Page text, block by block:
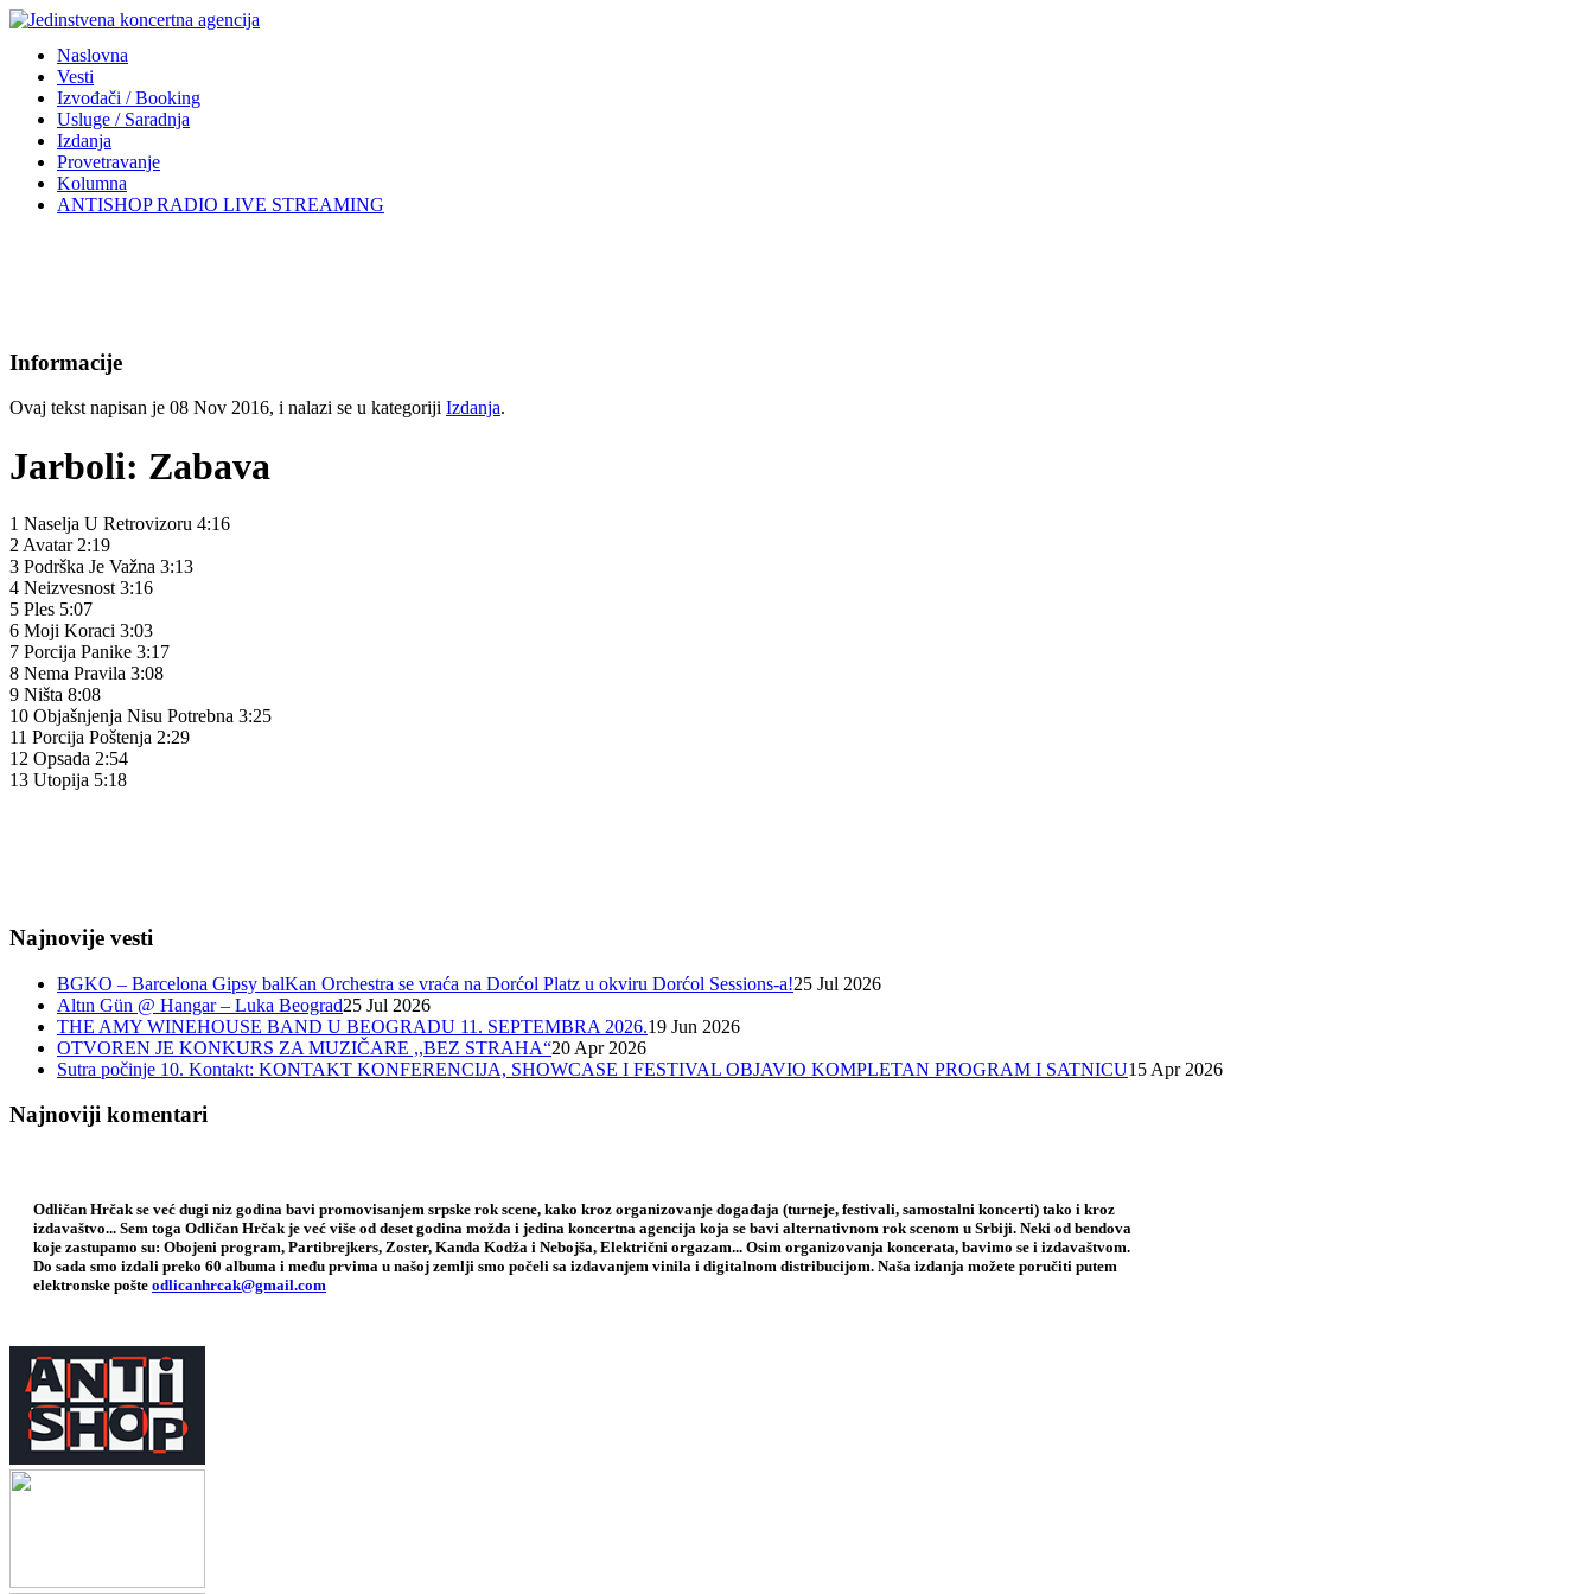
Naslovna
Vesti
Izvođači / Booking
Usluge / Saradnja
Izdanja
Provetravanje
Kolumna
ANTISHOP RADIO LIVE STREAMING
Informacije
Ovaj tekst napisan je 08 Nov 2016, i nalazi se u kategoriji Izdanja.
Jarboli: Zabava
1 Naselja U Retrovizoru 4:16
2 Avatar 2:19
3 Podrška Je Važna 3:13
4 Neizvesnost 3:16
5 Ples 5:07
6 Moji Koraci 3:03
7 Porcija Panike 3:17
8 Nema Pravila 3:08
9 Ništa 8:08
10 Objašnjenja Nisu Potrebna 3:25
11 Porcija Poštenja 2:29
12 Opsada 2:54
13 Utopija 5:18
Najnovije vesti
BGKO – Barcelona Gipsy balKan Orchestra se vraća na Dorćol Platz u okviru Dorćol Sessions-a!25 Jul 2026
Altın Gün @ Hangar – Luka Beograd25 Jul 2026
THE AMY WINEHOUSE BAND U BEOGRADU 11. SEPTEMBRA 2026.19 Jun 2026
OTVOREN JE KONKURS ZA MUZIČARE ,,BEZ STRAHA“20 Apr 2026
Sutra počinje 10. Kontakt: KONTAKT KONFERENCIJA, SHOWCASE I FESTIVAL OBJAVIO KOMPLETAN PROGRAM I SATNICU15 Apr 2026
Najnoviji komentari
Odličan Hrčak se već dugi niz godina bavi promovisanjem srpske rok scene, kako kroz organizovanje događaja (turneje, festivali, samostalni koncerti) tako i kroz
izdavaštvo... Sem toga Odličan Hrčak je već više od deset godina možda i jedina koncertna agencija koja se bavi alternativnom rok scenom u Srbiji. Neki od bendova
koje zastupamo su: Obojeni program, Partibrejkers, Zoster, Kanda Kodža i Nebojša, Električni orgazam... Osim organizovanja koncerata, bavimo se i izdavaštvom.
Do sada smo izdali preko 60 albuma i među prvima u našoj zemlji smo počeli sa izdavanjem vinila i digitalnom distribucijom. Naša izdanja možete poručiti putem
elektronske pošte odlicanhrcak@gmail.com